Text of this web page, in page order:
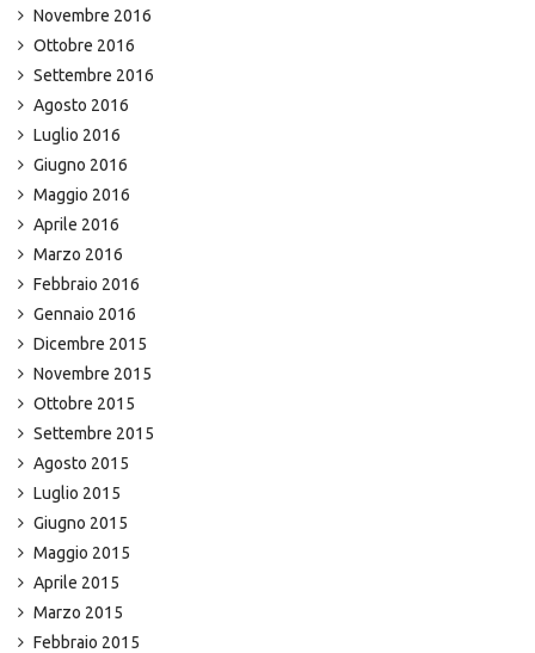
Novembre 2016
Ottobre 2016
Settembre 2016
Agosto 2016
Luglio 2016
Giugno 2016
Maggio 2016
Aprile 2016
Marzo 2016
Febbraio 2016
Gennaio 2016
Dicembre 2015
Novembre 2015
Ottobre 2015
Settembre 2015
Agosto 2015
Luglio 2015
Giugno 2015
Maggio 2015
Aprile 2015
Marzo 2015
Febbraio 2015